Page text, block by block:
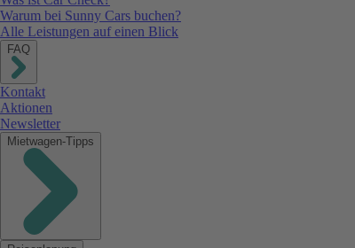
Warum bei Sunny Cars buchen?
Alle Leistungen auf einen Blick
FAQ
Kontakt
Aktionen
Newsletter
Mietwagen-Tipps